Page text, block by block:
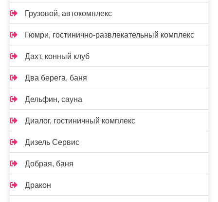
Грузовой, автокомплекс
Гюмри, гостинично-развлекательный комплекс
Дахт, конный клуб
Два берега, баня
Дельфин, сауна
Диалог, гостиничный комплекс
Дизель Сервис
Добрая, баня
Дракон